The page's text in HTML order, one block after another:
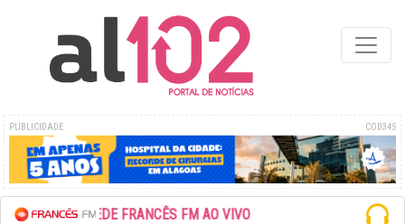
PUBLICIDADE COD345
ESCUTE A REDE FRANCÊS FM AO VIVO